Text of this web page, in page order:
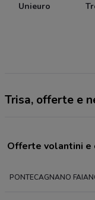
Unieuro
Trisa, offerte e
Offerte volantini e
PONTECAGNANO